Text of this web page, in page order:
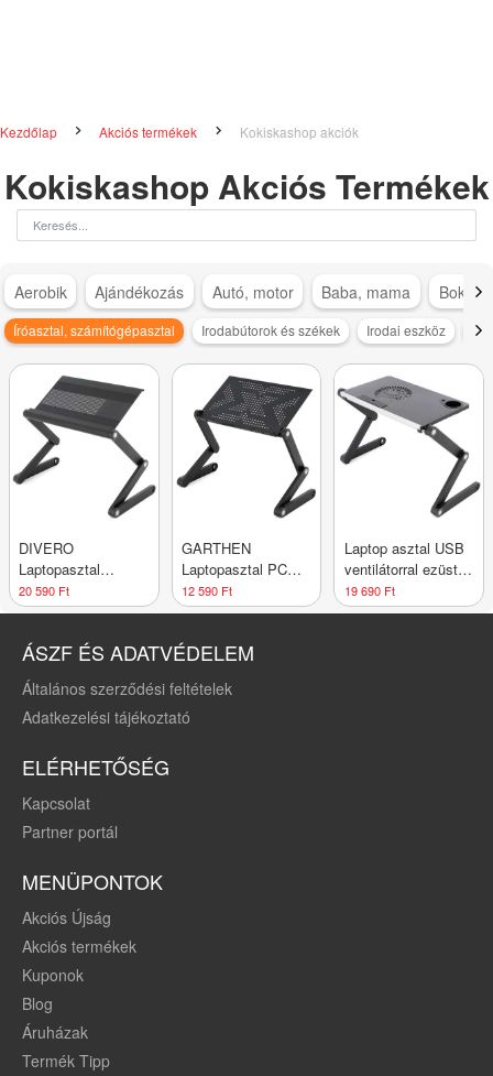
Kezdőlap Akciós termékek Kokiskashop akciók
Kokiskashop Akciós Termékek
Aerobik Ajándékozás Autó, motor Baba, mama
Íróasztal, számítógépasztal Irodabútorok és székek Irodai eszköz
DIVERO
Laptopasztal
állítható
szellőzőrésekkel
20 590 Ft
GARTHEN
Laptopasztal PC
polc 42 x 28 cm
12 590 Ft
Laptop asztal USB
ventilátorral ezüst
és fekete
19 690 Ft
ÁSZF ÉS ADATVÉDELEM
Általános szerződési feltételek
Adatkezelési tájékoztató
ELÉRHETŐSÉG
Kapcsolat
Partner portál
MENÜPONTOK
Akciós Újság
Akciós termékek
Kuponok
Blog
Áruházak
Termék Tipp